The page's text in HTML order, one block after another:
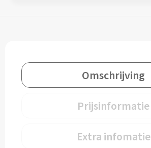
Rietjes bedrukken
Custom made
Omschrijving
Prijsinformatie
Extra infomatie